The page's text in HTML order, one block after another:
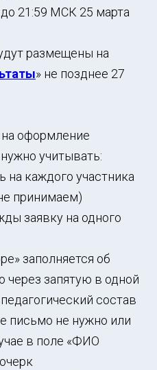
21:59 МСК 25 марта
размещены на
» не позднее 27
оформление
учитывать:
на каждого участника
принимаем)
заявку на одного
заполняется об
через запятую в одной
состав
письмо не нужно или
в поле «ФИО